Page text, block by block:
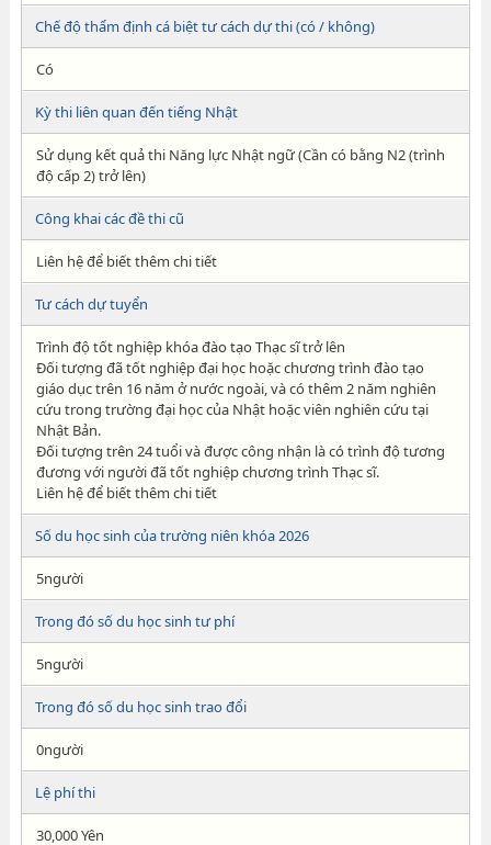
Chế độ thẩm định cá biệt tư cách dự thi (có / không)
Có
Kỳ thi liên quan đến tiếng Nhật
Sử dụng kết quả thi Năng lực Nhật ngữ (Cần có bằng N2 (trình
độ cấp 2) trở lên)
Công khai các đề thi cũ
Liên hệ để biết thêm chi tiết
Tư cách dự tuyển
Trình độ tốt nghiệp khóa đào tạo Thạc sĩ trở lên
Đối tượng đã tốt nghiệp đại học hoặc chương trình đào tạo
giáo dục trên 16 năm ở nước ngoài, và có thêm 2 năm nghiên
cứu trong trường đại học của Nhật hoặc viên nghiên cứu tại
Nhật Bản.
Đối tượng trên 24 tuổi và được công nhận là có trình độ tương
đương với người đã tốt nghiệp chương trình Thạc sĩ.
Liên hệ để biết thêm chi tiết
Số du học sinh của trường niên khóa 2026
5người
Trong đó số du học sinh tư phí
5người
Trong đó số du học sinh trao đổi
0người
Lệ phí thi
30,000 Yên